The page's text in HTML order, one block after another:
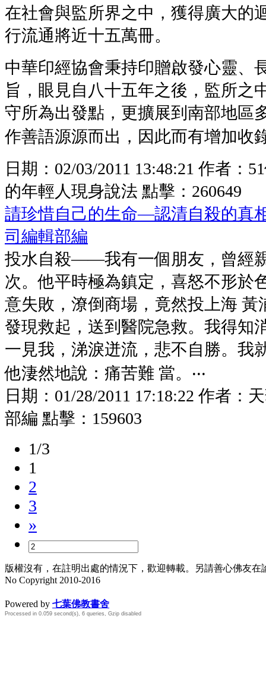
在社會與監所界之中，獲得廣大的
行流通將近十五萬冊。
中華印經協會秉持印贈啟發心靈、
旨，眼見自八十五年之後，監所之
守所為出發點，更擴展到南部地區
作善語源源而出，因此而有增加收
日期： 02/03/2011 13:48:21 作者：
的年輕人現身說法 點擊： 260649
請珍惜自己的生命—認清自殺的
司編輯部編
投水自殺——我有一個朋友，曾經
次。他平時極為鎮定，喜怒不形於
意失敗，潦倒商場，竟然投上海 黃
發現救起，送到醫院急救。我得知
一見我，涕淚迸流，悲不自勝。我
他淒然地說：痛苦難 當。‧‧‧
日期： 01/28/2011 17:18:22 作者：
部編 點擊： 159603
1/3
1
2
3
»
版權沒有，在註明出處的情況下，歡迎轉載。另請善心佛友
No Copyright 2010-2016
Powered by 七葉佛教書舍
Processed in 0.059 second(s), 6 queries, Gzip disabled